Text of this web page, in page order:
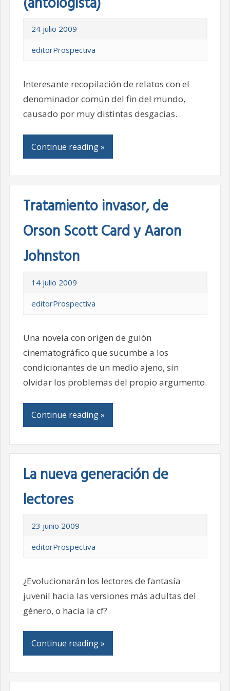
24 julio 2009
editorProspectiva
Interesante recopilación de relatos con el
denominador común del fin del mundo,
causado por muy distintas desgacias.
Continue reading »
Tratamiento invasor, de
Orson Scott Card y Aaron
Johnston
14 julio 2009
editorProspectiva
Una novela con origen de guión
cinematográfico que sucumbe a los
condicionantes de un medio ajeno, sin
olvidar los problemas del propio argumento.
Continue reading »
La nueva generación de
lectores
23 junio 2009
editorProspectiva
¿Evolucionarán los lectores de fantasía
juvenil hacia las versiones más adultas del
género, o hacia la cf?
Continue reading »